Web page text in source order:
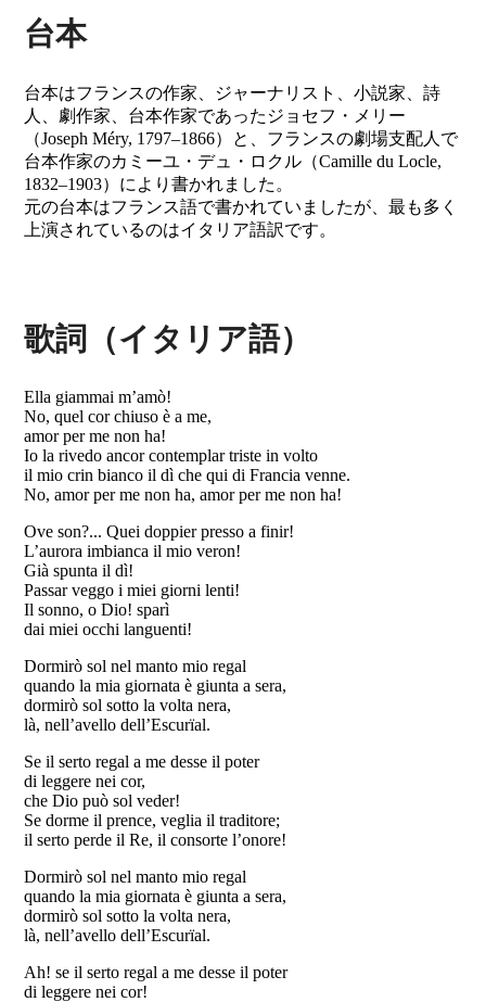
台本
台本はフランスの作家、ジャーナリスト、小説家、詩
人、劇作家、台本作家であったジョセフ・メリー
（Joseph Méry, 1797–1866）と、フランスの劇場支配人で
台本作家のカミーユ・デュ・ロクル（Camille du Locle,
1832–1903）により書かれました。
元の台本はフランス語で書かれていましたが、最も多く
上演されているのはイタリア語訳です。
歌詞（イタリア語）
Ella giammai m’amò!
No, quel cor chiuso è a me,
amor per me non ha!
Io la rivedo ancor contemplar triste in volto
il mio crin bianco il dì che qui di Francia venne.
No, amor per me non ha, amor per me non ha!
Ove son?... Quei doppier presso a finir!
L’aurora imbianca il mio veron!
Già spunta il dì!
Passar veggo i miei giorni lenti!
Il sonno, o Dio! sparì
dai miei occhi languenti!
Dormirò sol nel manto mio regal
quando la mia giornata è giunta a sera,
dormirò sol sotto la volta nera,
là, nell’avello dell’Escurïal.
Se il serto regal a me desse il poter
di leggere nei cor,
che Dio può sol veder!
Se dorme il prence, veglia il traditore;
il serto perde il Re, il consorte l’onore!
Dormirò sol nel manto mio regal
quando la mia giornata è giunta a sera,
dormirò sol sotto la volta nera,
là, nell’avello dell’Escurïal.
Ah! se il serto regal a me desse il poter
di leggere nei cor!